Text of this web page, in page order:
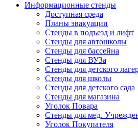
Информационные стенды
Доступная среда
Планы эвакуации
Стенды в подъезд и лифт
Стенды для автошколы
Стенды для бассейна
Стенды для ВУЗа
Стенды для детского
Стенды для школы
Стенды для детского сада
Стенды для магазина
Уголок Повара
Стенды для мед.
Уголок Покупателя